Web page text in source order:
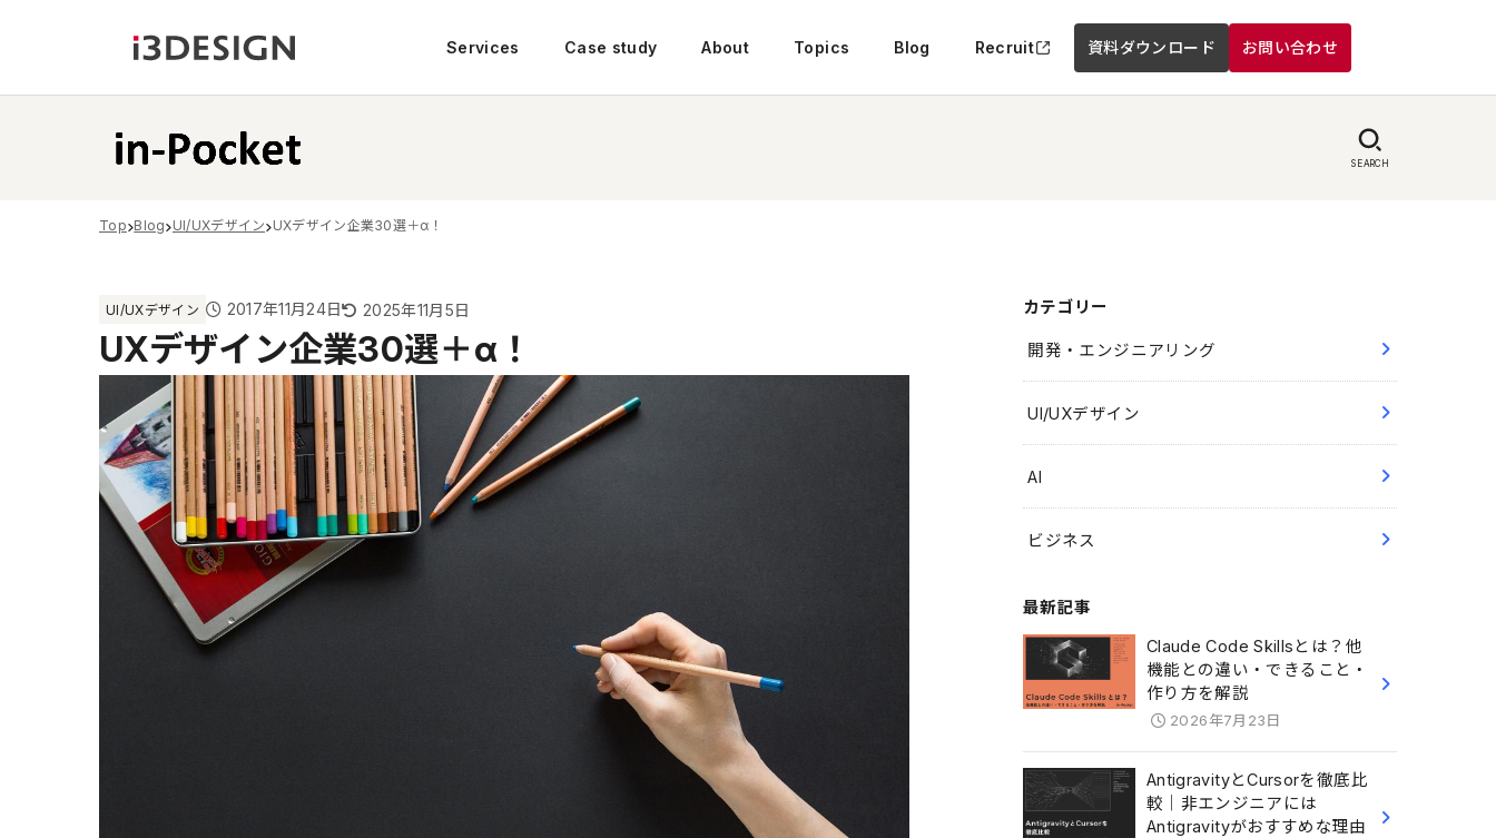
Services Case study About Topics Blog Recruit 資料ダウンロード お問い合わせ
SEARCH
Top Blog UI/UXデザイン UXデザイン企業30選＋α！
UI/UXデザイン 2017年11月24日 2025年11月5日
UXデザイン企業30選＋α！
カテゴリー
開発・エンジニアリング
UI/UXデザイン
AI
ビジネス
最新記事
Claude Code Skillsとは？他
機能との違い・できること・
作り方を解説
2026年7月23日
AntigravityとCursorを徹底比
較｜非エンジニアには
Antigravityがおすすめな理由